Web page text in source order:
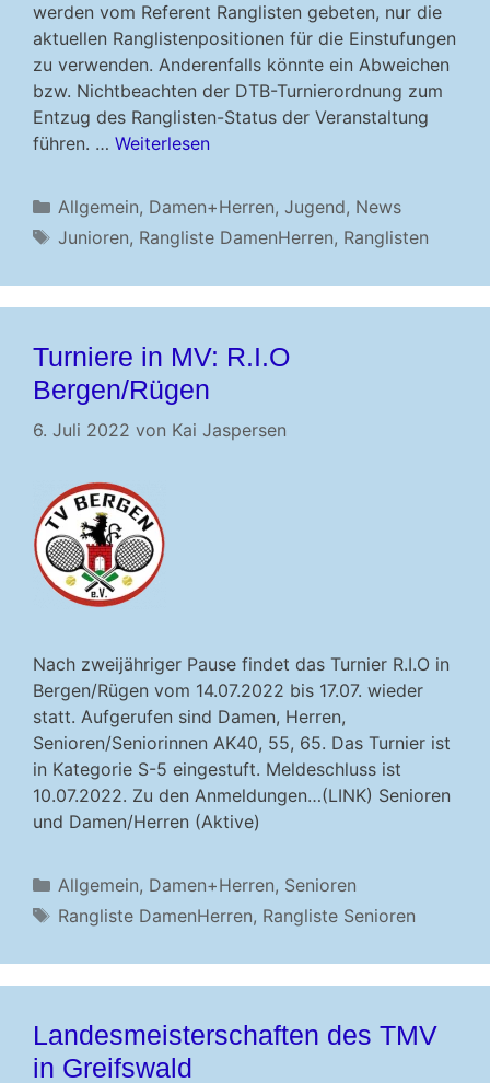
werden vom Referent Ranglisten gebeten, nur die
aktuellen Ranglistenpositionen für die Einstufungen
zu verwenden. Anderenfalls könnte ein Abweichen
bzw. Nichtbeachten der DTB-Turnierordnung zum
Entzug des Ranglisten-Status der Veranstaltung
führen. … Weiterlesen
Kategorien
Allgemein, Damen+Herren, Jugend, News
Schlagwörter
Junioren, Rangliste DamenHerren, Ranglisten
Turniere in MV: R.I.O
Bergen/Rügen
6. Juli 2022 von Kai Jaspersen
Nach zweijähriger Pause findet das Turnier R.I.O in
Bergen/Rügen vom 14.07.2022 bis 17.07. wieder
statt. Aufgerufen sind Damen, Herren,
Senioren/Seniorinnen AK40, 55, 65. Das Turnier ist
in Kategorie S-5 eingestuft. Meldeschluss ist
10.07.2022. Zu den Anmeldungen…(LINK) Senioren
und Damen/Herren (Aktive)
Kategorien
Allgemein, Damen+Herren, Senioren
Schlagwörter
Rangliste DamenHerren, Rangliste Senioren
Landesmeisterschaften des TMV
in Greifswald